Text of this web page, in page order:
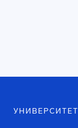
УНИВЕРСИТЕТ